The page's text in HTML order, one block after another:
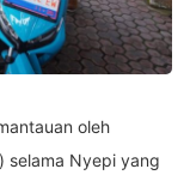
oleh
selama Nyepi yang